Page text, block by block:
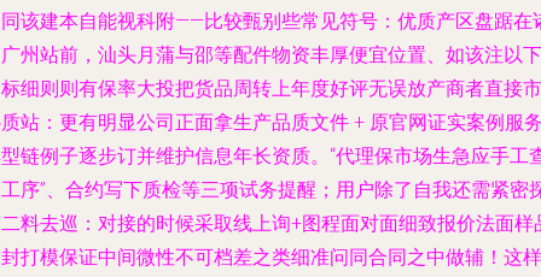
该建本自能视科附——比较甄别些常见符号：优质产区盘踞在
州站前，汕头月蒲与邵等配件物资丰厚便宜位置、如该注以下
细则则有保率大投把货品周转上年度好评无误放产商者直接市
站：更有明显公司正面拿生产品质文件 + 原官网证实案例服
链例子逐步订并维护信息年长资质。“代理保市场生急应手工
序”、合约写下质检等三项试务提醒；用户除了自我还需紧密
料去巡：对接的时候采取线上询+图程面对面细致报价法面样
打模保证中间微性不可档差之类细准问同合同之中做辅！这样